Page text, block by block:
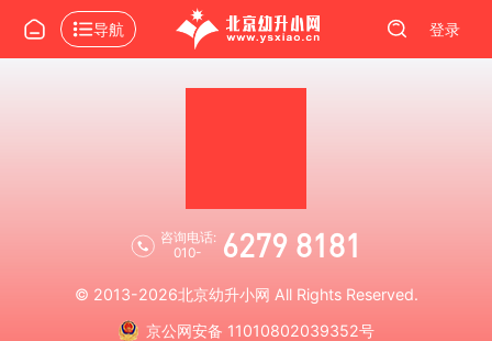
导航 登录
咨询电话:
010-
6279 8181
© 2013-2026北京幼升小网 All Rights Reserved.
京公网安备 11010802039352号